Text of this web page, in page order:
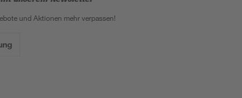
und Aktionen mehr verpassen!